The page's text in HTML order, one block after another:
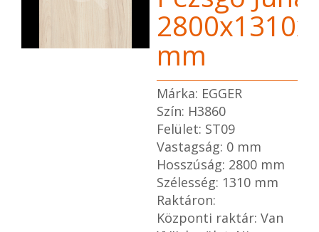
mm
Márka: EGGER
Szín: H3860
Felület: ST09
Vastagság: 0 mm
Hosszúság: 2800 mm
Szélesség: 1310 mm
Raktáron:
Központi raktár: Van